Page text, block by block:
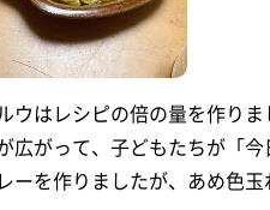
ウはレシピの倍の量を作り
広がって、子どもたちが「
ーを作りましたが、あめ色